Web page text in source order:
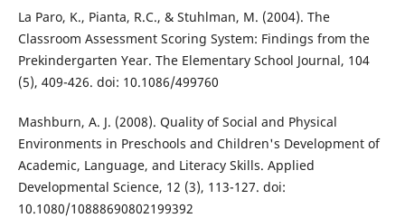
La Paro, K., Pianta, R.C., & Stuhlman, M. (2004). The
Classroom Assessment Scoring System: Findings from the
Prekindergarten Year. The Elementary School Journal, 104
(5), 409-426. doi: 10.1086/499760
Mashburn, A. J. (2008). Quality of Social and Physical
Environments in Preschools and Children's Development of
Academic, Language, and Literacy Skills. Applied
Developmental Science, 12 (3), 113-127. doi:
10.1080/10888690802199392